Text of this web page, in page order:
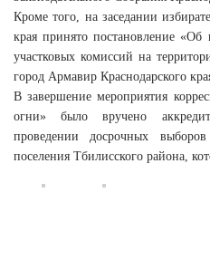
Кроме того, на заседании
края принято постановление «Об
участковых комиссий на
город Армавир Краснодарского
В завершение мероприятия
огни» было вручено
проведении досрочных
поселения Тбилисского района,